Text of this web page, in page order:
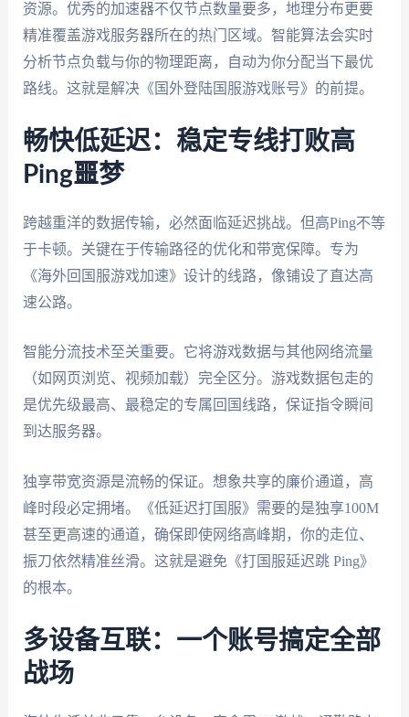
资源。优秀的加速器不仅节点数量要多，地理分布更要
精准覆盖游戏服务器所在的热门区域。智能算法会实时
分析节点负载与你的物理距离，自动为你分配当下最优
路线。这就是解决《国外登陆国服游戏账号》的前提。
畅快低延迟：稳定专线打败高
Ping噩梦
跨越重洋的数据传输，必然面临延迟挑战。但高Ping不等
于卡顿。关键在于传输路径的优化和带宽保障。专为
《海外回国服游戏加速》设计的线路，像铺设了直达高
速公路。
智能分流技术至关重要。它将游戏数据与其他网络流量
（如网页浏览、视频加载）完全区分。游戏数据包走的
是优先级最高、最稳定的专属回国线路，保证指令瞬间
到达服务器。
独享带宽资源是流畅的保证。想象共享的廉价通道，高
峰时段必定拥堵。《低延迟打国服》需要的是独享100M
甚至更高速的通道，确保即使网络高峰期，你的走位、
振刀依然精准丝滑。这就是避免《打国服延迟跳 Ping》
的根本。
多设备互联：一个账号搞定全部
战场